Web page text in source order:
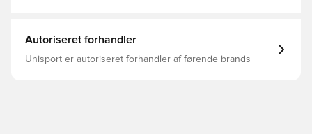
Autoriseret forhandler
Unisport er autoriseret forhandler af førende brands